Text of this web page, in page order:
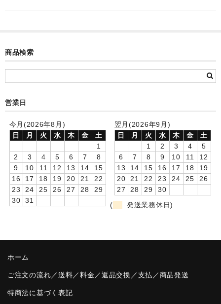
お絵かきギャラリー
卒園DVDアルバム
卒業記念品
音声入りフォトフレームクロック(集合)
音声入りフォトフレームクロック(校歌)
スポーツウォッチ
商品検索
営業日
今月(2026年8月)
日
月 火 水 木 金
土
1
2
3 4 5 6 7
8
9
10 11 12 13 14
15
16
17 18 19 20 21
22
23
24 25 26 27 28
29
30
31
翌月(2026年9月)
日
月 火 水 木 金
土
1
2 3 4
5
6
7 8 9 10 11
12
13
14 15 16 17 18
19
20
21 22 23 24 25
26
27
28 29
30
(
発送業務休日)
ホーム
ご注文の流れ／送料／料金／返品交換／支払／商品発送
特商法に基づく表記